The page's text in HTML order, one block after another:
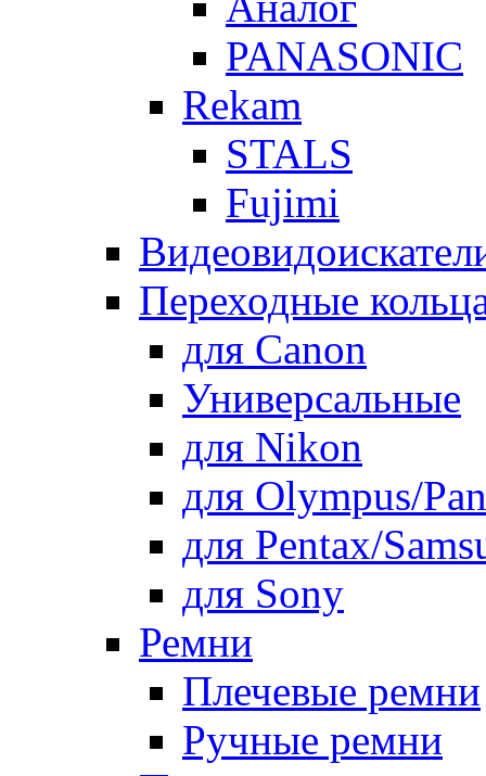
PANASONIC
Rekam
STALS
Fujimi
Переходные
для Canon
Универсальные
для Nikon
для Olympus/
для Pentax/
для Sony
Ремни
Плечевые ремни
Ручные ремни